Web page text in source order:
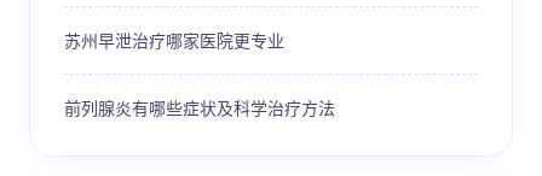
苏州早泄治疗哪家医院更专业
前列腺炎有哪些症状及科学治疗方法